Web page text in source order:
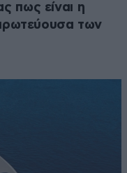
πως είναι η
πρωτεύουσα των